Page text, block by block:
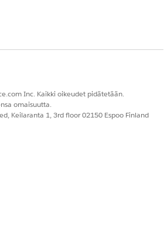
Inc. Kaikki oikeudet pidätetään.
omaisuutta.
Keilaranta 1, 3rd floor 02150 Espoo Finland